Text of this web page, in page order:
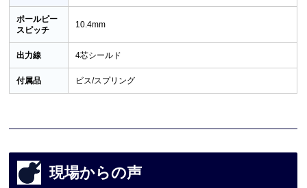
ポールピー
スピッチ
10.4mm
出力線 4芯シールド
付属品 ビス/スプリング
現場からの声